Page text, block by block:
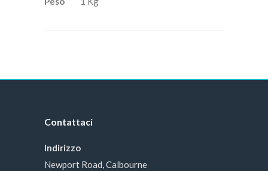
Contattaci
Indirizzo
Newport Road, Calbourne